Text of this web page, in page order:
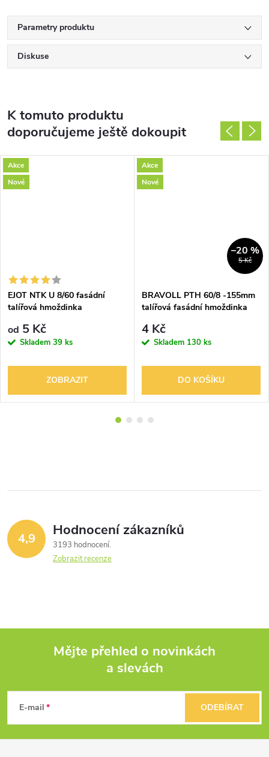
Parametry produktu
Diskuse
K tomuto produktu
doporučujeme ještě dokoupit
Akce
Nové
EJOT NTK U 8/60 fasádní
talířová hmoždinka
od 5 Kč
Skladem 39 ks
ZOBRAZIT
Akce
Nové
5 Kč
–20 %
BRAVOLL PTH 60/8 -155mm
talířová fasádní hmoždinka
4 Kč
Skladem 130 ks
DO KOŠÍKU
4,9 Hodnocení zákazníků
3193 hodnocení
Zobrazit recenze
p
Mějte přehled o novinkách
a slevách
E-mail ODEBÍRAT